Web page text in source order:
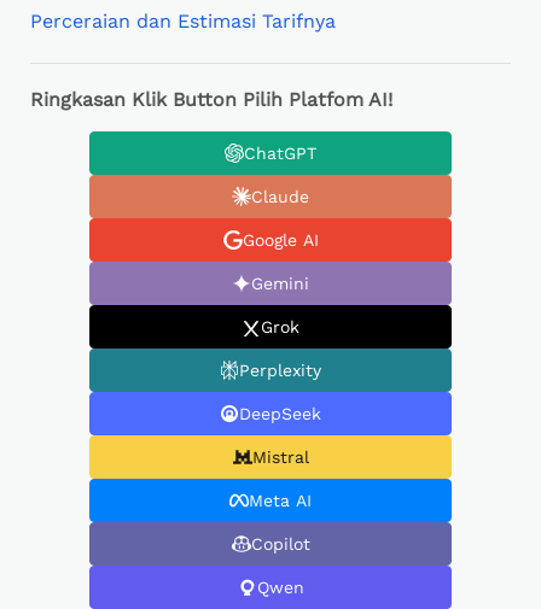
Perceraian dan Estimasi Tarifnya
Ringkasan Klik Button Pilih Platfom AI!
ChatGPT
Claude
Google AI
Gemini
Grok
Perplexity
DeepSeek
Mistral
Meta AI
Copilot
Qwen